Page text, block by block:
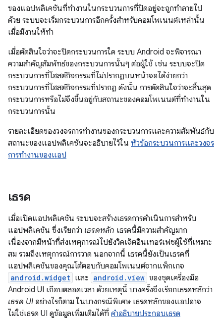
ของแอปพลิเคชันที่ทำงานในกระบวนการที่ปิดอยู่จะถูกทำลายไป
ด้วย ระบบจะเริ่มกระบวนการอีกครั้งสำหรับคอมโพเนนต์เหล่านั้น
เมื่อมีงานให้ทำ
เมื่อตัดสินใจว่าจะปิดกระบวนการใด ระบบ Android จะพิจารณา
ความสำคัญสัมพัทธ์ของกระบวนการนั้นๆ ต่อผู้ใช้ เช่น ระบบจะปิด
กระบวนการที่โฮสต์กิจกรรมที่ไม่ปรากฏบนหน้าจอได้ง่ายกว่า
กระบวนการที่โฮสต์กิจกรรมที่ปรากฏ ดังนั้น การตัดสินใจว่าจะสิ้นสุด
กระบวนการหรือไม่จึงขึ้นอยู่กับสถานะของคอมโพเนนต์ที่ทำงานใน
กระบวนการนั้น
รายละเอียดของวงจรการทำงานของกระบวนการและความสัมพันธ์กับ
สถานะของแอปพลิเคชันจะอธิบายไว้ใน หัวข้อกระบวนการและวงจร
การทำงานของแอป
เธรด
เมื่อเปิดแอปพลิเคชัน ระบบจะสร้างเธรดการดำเนินการสำหรับ
แอปพลิเคชัน ซึ่งเรียกว่า เธรดหลัก เธรดนี้มีความสำคัญมาก
เนื่องจากมีหน้าที่ส่งเหตุการณ์ไปยังวิดเจ็ตอินเทอร์เฟซผู้ใช้ที่เหมาะ
สม รวมถึงเหตุการณ์การวาด นอกจากนี้ เธรดนี้ยังเป็นเธรดที่
แอปพลิเคชันของคุณโต้ตอบกับคอมโพเนนต์จากแพ็กเกจ
android.widget และ android.view ของชุดเครื่องมือ
Android UI เกือบตลอดเวลา ด้วยเหตุนี้ บางครั้งจึงเรียกเธรดหลักว่า
เธรด UI อย่างไรก็ตาม ในบางกรณีพิเศษ เธรดหลักของแอปอาจ
ไม่ใช่เธรด UI ดูข้อมูลเพิ่มเติมได้ที่ คำอธิบายประกอบเธรด